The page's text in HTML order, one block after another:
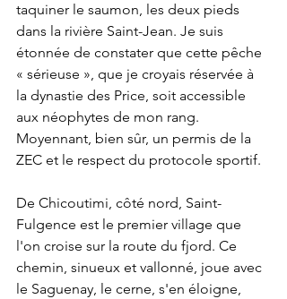
taquiner le saumon, les deux pieds
dans la rivière Saint-Jean. Je suis
étonnée de constater que cette pêche
« sérieuse », que je croyais réservée à
la dynastie des Price, soit accessible
aux néophytes de mon rang.
Moyennant, bien sûr, un permis de la
ZEC et le respect du protocole sportif.
De Chicoutimi, côté nord, Saint-
Fulgence est le premier village que
l'on croise sur la route du fjord. Ce
chemin, sinueux et vallonné, joue avec
le Saguenay, le cerne, s'en éloigne,